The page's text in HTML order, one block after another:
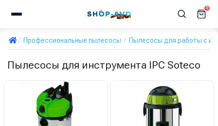
0
Профессиональные пылесосы Пылесосы для работы с
Пылесосы для инструмента IPC Soteco